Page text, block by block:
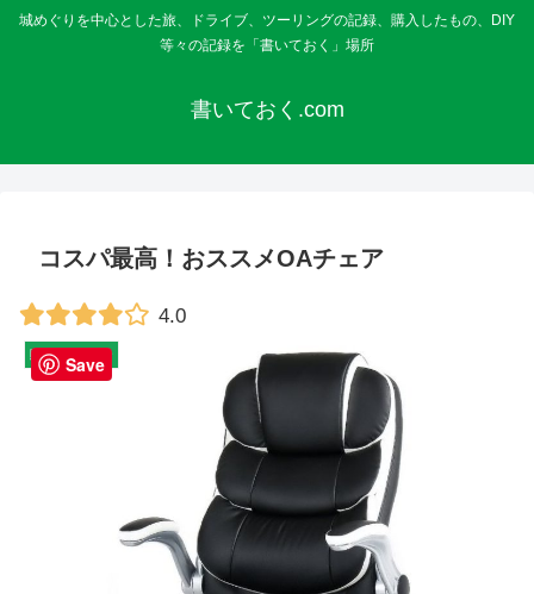
城めぐりを中心とした旅、ドライブ、ツーリングの記録、購入したもの、DIY
等々の記録を「書いておく」場所
書いておく.com
コスパ最高！おススメOAチェア
4.0
購入・レビュー
Save